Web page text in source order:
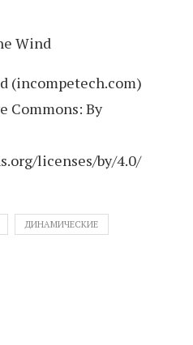
Wind
(incompetech.com)
Commons: By
licenses/by/4.0/
ДИНАМИЧЕСКИЕ